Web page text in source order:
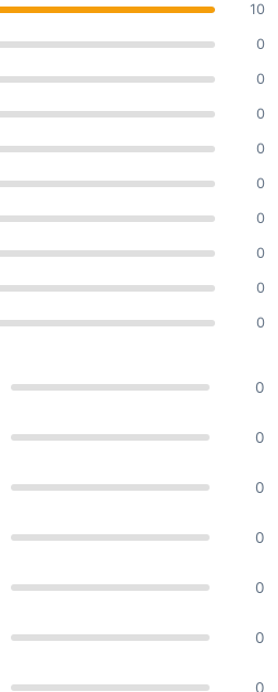
10
0
0
0
0
0
0
0
0
0
0
0
0
0
0
0
0